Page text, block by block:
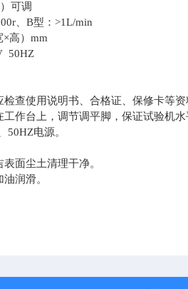
可调
、B型：>1L/min
×高）mm
50HZ
检查使用说明书、合格证、保修卡等
工作台上，调节调平脚，保证试验机水
50HZ电源。
面尘土清理干净。
润滑。